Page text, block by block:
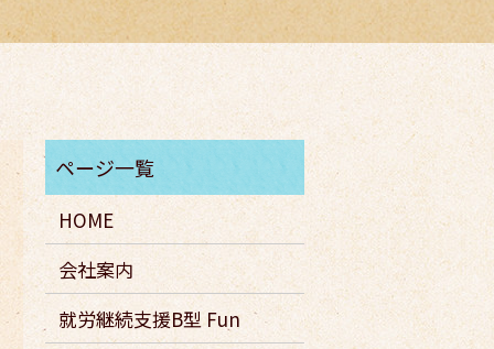
HOME
会社案内
就労継続支援B型 Fun